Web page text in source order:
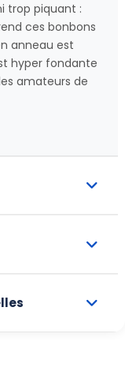
trop piquant :
ces bonbons
anneau est
hyper fondante
amateurs de